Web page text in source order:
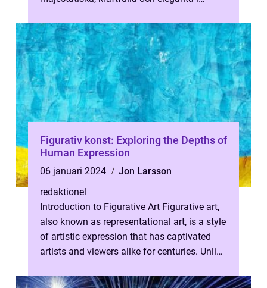
Figurativ konst: Exploring the Depths of
Human Expression
06 januari 2024
Jon Larsson
redaktionel
Introduction to Figurative Art Figurative art,
also known as representational art, is a style
of artistic expression that has captivated
artists and viewers alike for centuries. Unlike